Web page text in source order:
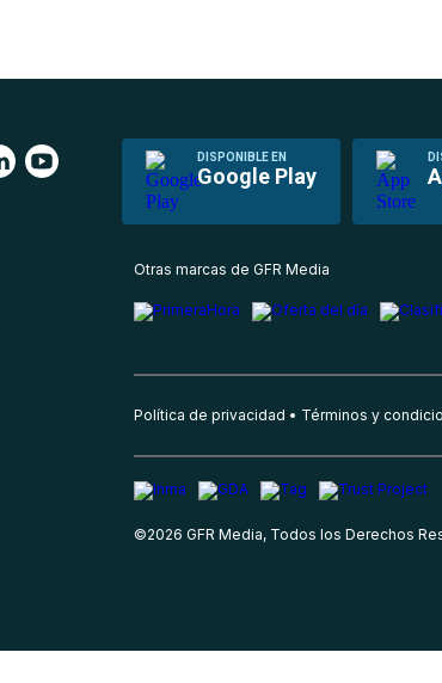
DISPONIBLE EN
Google Play
Otras marcas de GFR Media
Política de privacidad Términos y
©2026 GFR Media, Todos los Derechos